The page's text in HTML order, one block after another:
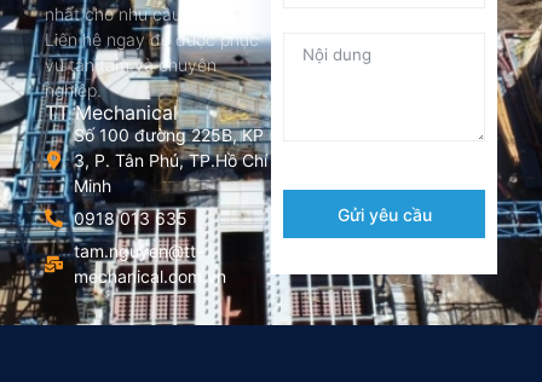
nhất cho nhu cầu của bạn.
Liên hệ ngay để được phục
vụ tận tâm và chuyên
nghiệp.
TT Mechanical
Số 100 đường 225B, KP
3, P. Tân Phú, TP.Hồ Chí
Minh
0918 013 635
tam.nguyen@tt-
mechanical.com.vn
Gửi yêu cầu